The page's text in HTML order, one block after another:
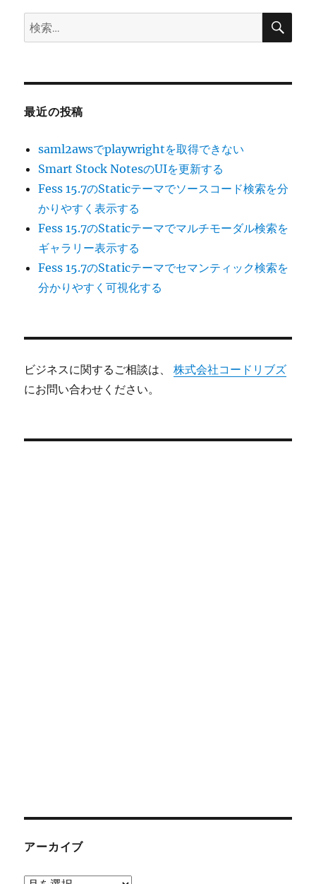
検
索:
検
最近の投稿
saml2awsでplaywrightを取得できない
Smart Stock NotesのUIを更新する
Fess 15.7のStaticテーマでソースコード検索を分
かりやすく表示する
Fess 15.7のStaticテーマでマルチモーダル検索を
ギャラリー表示する
Fess 15.7のStaticテーマでセマンティック検索を
分かりやすく可視化する
ビジネスに関するご相談は、株式会社コードリブズ
にお問い合わせください。
アーカイブ